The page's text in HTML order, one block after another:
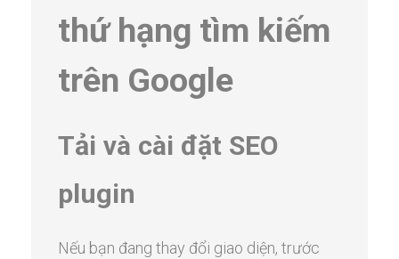
thứ hạng tìm kiếm
trên Google
Tải và cài đặt SEO
plugin
Nếu bạn đang thay đổi giao diện, trước